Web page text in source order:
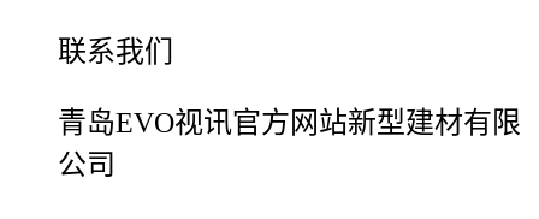
联系我们
青岛EVO视讯官方网站新型建材有限
公司